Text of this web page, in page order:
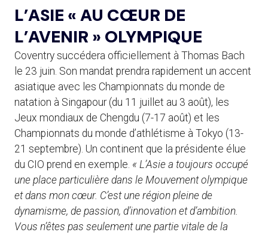
L’ASIE « AU CŒUR DE
L’AVENIR » OLYMPIQUE
Coventry succédera officiellement à Thomas Bach
le 23 juin. Son mandat prendra rapidement un accent
asiatique avec les Championnats du monde de
natation à Singapour (du 11 juillet au 3 août), les
Jeux mondiaux de Chengdu (7-17 août) et les
Championnats du monde d’athlétisme à Tokyo (13-
21 septembre). Un continent que la présidente élue
du CIO prend en exemple. « L’Asie a toujours occupé
une place particulière dans le Mouvement olympique
et dans mon cœur. C’est une région pleine de
dynamisme, de passion, d’innovation et d’ambition.
Vous n’êtes pas seulement une partie vitale de la